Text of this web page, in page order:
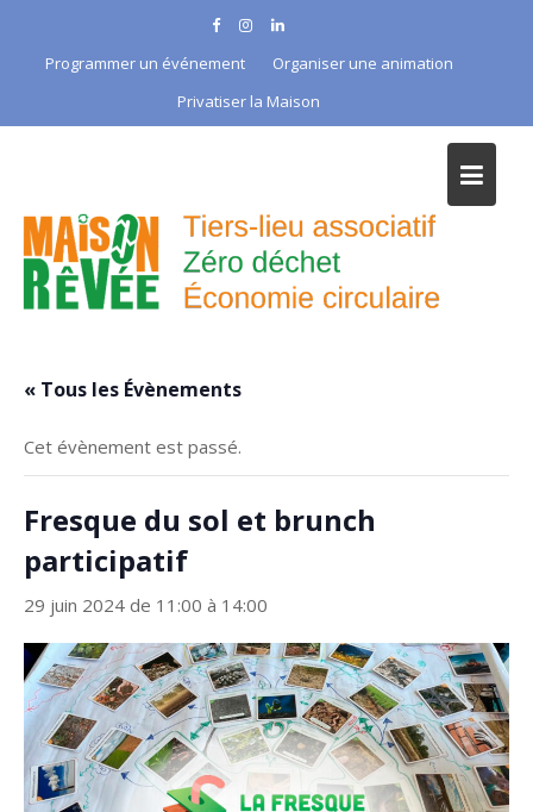
contentProgrammer un événement
Organiser une animation
Privatiser la Maison
« Tous les Évènements
Cet évènement est passé.
Fresque du sol et brunch
participatif
29 juin 2024 de 11:00 à 14:00